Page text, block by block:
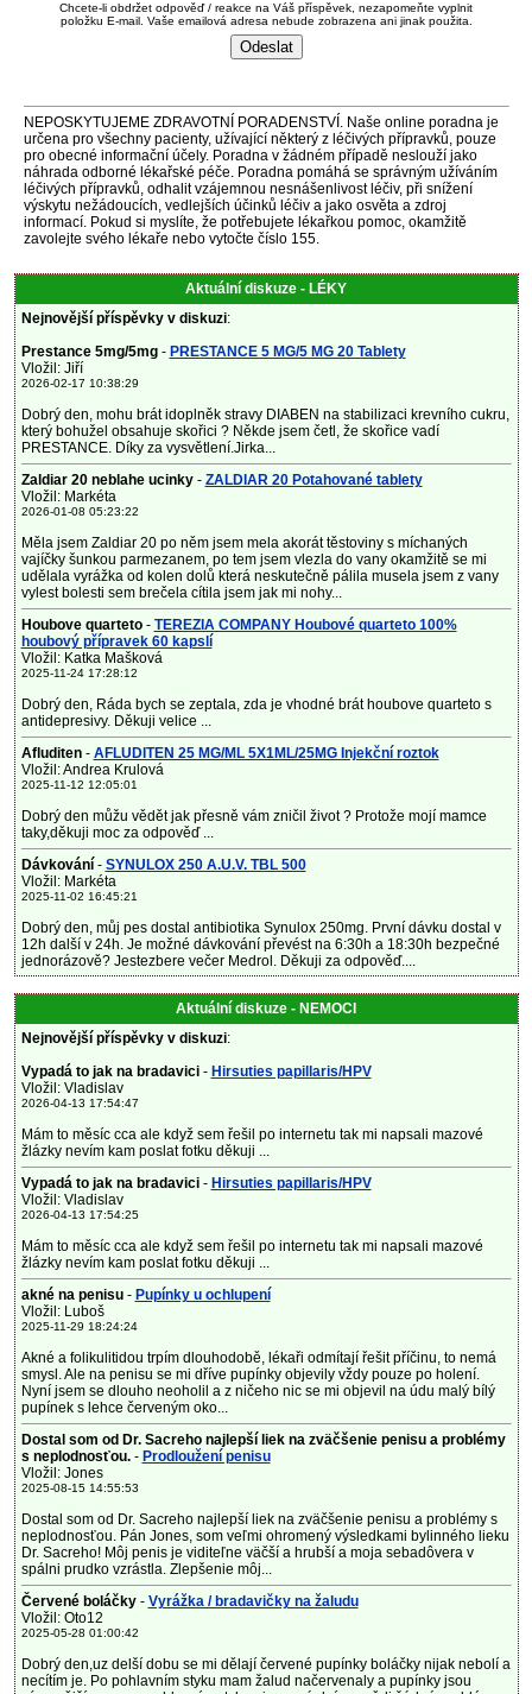
Chcete-li obdržet odpověď / reakce na Váš příspěvek, nezapomeňte vyplnit
položku E-mail. Vaše emailová adresa nebude zobrazena ani jinak použita.
NEPOSKYTUJEME ZDRAVOTNÍ PORADENSTVÍ. Naše online poradna je
určena pro všechny pacienty, užívající některý z léčivých přípravků, pouze
pro obecné informační účely. Poradna v žádném případě neslouží jako
náhrada odborné lékařské péče. Poradna pomáhá se správným užíváním
léčivých přípravků, odhalit vzájemnou nesnášenlivost léčiv, při snížení
výskytu nežádoucích, vedlejších účinků léčiv a jako osvěta a zdroj
informací. Pokud si myslíte, že potřebujete lékařkou pomoc, okamžitě
zavolejte svého lékaře nebo vytočte číslo 155.
Aktuální diskuze - LÉKY
Nejnovější příspěvky v diskuzi:
Prestance 5mg/5mg- PRESTANCE 5 MG/5 MG 20 Tablety
Vložil: Jiří
2026-02-17 10:38:29
Dobrý den, mohu brát idoplněk stravy DIABEN na stabilizaci krevního cukru,
který bohužel obsahuje skořici ? Někde jsem četl, že skořice vadí
PRESTANCE. Díky za vysvětlení.Jirka...
Zaldiar 20 neblahe ucinky- ZALDIAR 20 Potahované tablety
Vložil: Markéta
2026-01-08 05:23:22
Měla jsem Zaldiar 20 po něm jsem mela akorát těstoviny s míchaných
vajíčky šunkou parmezanem, po tem jsem vlezla do vany okamžitě se mi
udělala vyrážka od kolen dolů která neskutečně pálila musela jsem z vany
vylest bolesti sem brečela cítila jsem jak mi nohy...
Houbove quarteto- TEREZIA COMPANY Houbové quarteto 100%
houbový přípravek 60 kapslí
Vložil: Katka Mašková
2025-11-24 17:28:12
Dobrý den, Ráda bych se zeptala, zda je vhodné brát houbove quarteto s
antidepresivy. Děkuji velice ...
Afluditen- AFLUDITEN 25 MG/ML 5X1ML/25MG Injekční roztok
Vložil: Andrea Krulová
2025-11-12 12:05:01
Dobrý den můžu vědět jak přesně vám zničil život ? Protože mojí mamce
taky,děkuji moc za odpověď ...
Dávkování - SYNULOX 250 A.U.V. TBL 500
Vložil: Markéta
2025-11-02 16:45:21
Dobrý den, můj pes dostal antibiotika Synulox 250mg. První dávku dostal v
12h další v 24h. Je možné dávkování převést na 6:30h a 18:30h bezpečné
jednorázově? Jestezbere večer Medrol. Děkuji za odpověď....
Aktuální diskuze - NEMOCI
Nejnovější příspěvky v diskuzi:
Vypadá to jak na bradavici - Hirsuties papillaris/HPV
Vložil: Vladislav
2026-04-13 17:54:47
Mám to měsíc cca ale když sem řešil po internetu tak mi napsali mazové
žlázky nevím kam poslat fotku děkuji ...
Vypadá to jak na bradavici - Hirsuties papillaris/HPV
Vložil: Vladislav
2026-04-13 17:54:25
Mám to měsíc cca ale když sem řešil po internetu tak mi napsali mazové
žlázky nevím kam poslat fotku děkuji ...
akné na penisu- Pupínky u ochlupení
Vložil: Luboš
2025-11-29 18:24:24
Akné a folikulitidou trpím dlouhodobě, lékaři odmítají řešit příčinu, to nemá
smysl. Ale na penisu se mi dříve pupínky objevily vždy pouze po holení.
Nyní jsem se dlouho neoholil a z ničeho nic se mi objevil na údu malý bílý
pupínek s lehce červeným oko...
Dostal som od Dr. Sacreho najlepší liek na zväčšenie penisu a problémy
s neplodnosťou.- Prodloužení penisu
Vložil: Jones
2025-08-15 14:55:53
Dostal som od Dr. Sacreho najlepší liek na zväčšenie penisu a problémy s
neplodnosťou. Pán Jones, som veľmi ohromený výsledkami bylinného lieku
Dr. Sacreho! Môj penis je viditeľne väčší a hrubší a moja sebadôvera v
spálni prudko vzrástla. Zlepšenie môj...
Červené boláčky - Vyrážka / bradavičky na žaludu
Vložil: Oto12
2025-05-28 01:00:42
Dobrý den,uz delší dobu se mi dělají červené pupínky boláčky nijak nebolí a
necítím je. Po pohlavním styku mam žalud načervenaly a pupínky jsou